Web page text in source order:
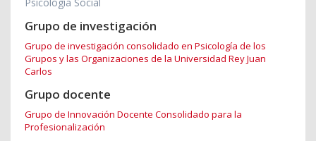
Grupo de investigación
Grupo de investigación consolidado en Psicología de los
Grupos y las Organizaciones de la Universidad Rey Juan
Carlos
Grupo docente
Grupo de Innovación Docente Consolidado para la
Profesionalización